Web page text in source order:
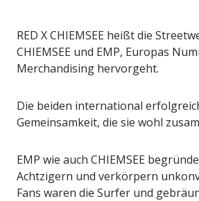
RED X CHIEMSEE heißt die
CHIEMSEE und EMP, Europas
Merchandising hervorgeht.
Die beiden international
Gemeinsamkeit, die sie wohl
EMP wie auch CHIEMSEE
Achtzigern und verkörpern
Fans waren die Surfer und